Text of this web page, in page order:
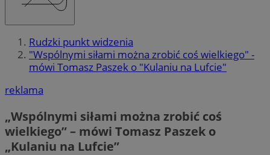
Rudzki punkt widzenia
"Wspólnymi siłami można zrobić coś wielkiego" -
mówi Tomasz Paszek o "Kulaniu na Lufcie"
reklama
„Wspólnymi siłami można zrobić coś
wielkiego” – mówi Tomasz Paszek o
„Kulaniu na Lufcie”